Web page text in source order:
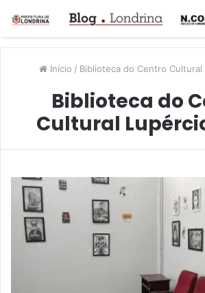
Início / Biblioteca do Centro
Biblioteca do
Cultural